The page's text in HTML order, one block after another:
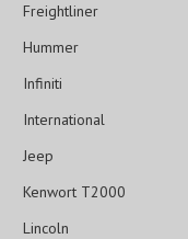
Freightliner
Hummer
Infiniti
International
Jeep
Kenwort T2000
Lincoln